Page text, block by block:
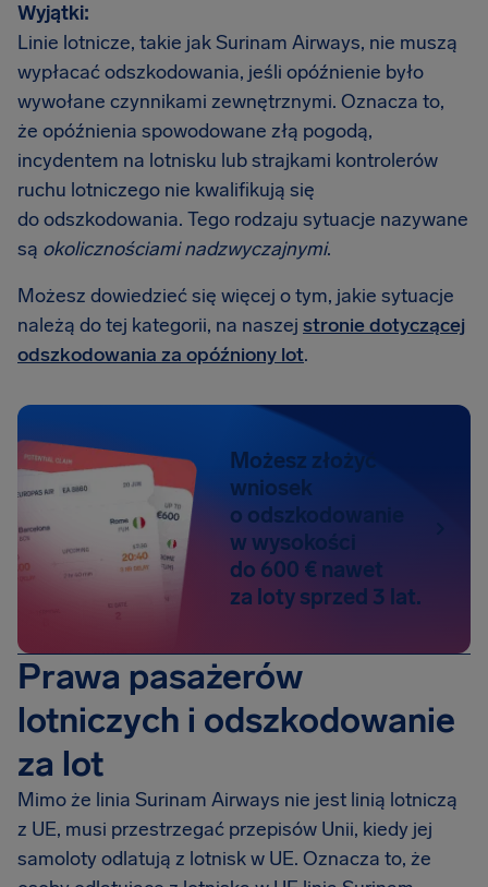
Wyjątki:
Linie lotnicze, takie jak Surinam Airways, nie muszą
wypłacać odszkodowania, jeśli opóźnienie było
wywołane czynnikami zewnętrznymi. Oznacza to,
że opóźnienia spowodowane złą pogodą,
incydentem na lotnisku lub strajkami kontrolerów
ruchu lotniczego nie kwalifikują się
do odszkodowania. Tego rodzaju sytuacje nazywane
są okolicznościami nadzwyczajnymi.
Możesz dowiedzieć się więcej o tym, jakie sytuacje
należą do tej kategorii, na naszej stronie dotyczącej
odszkodowania za opóźniony lot.
Możesz złożyć
wniosek
o odszkodowanie
w wysokości
do 600 € nawet
za loty sprzed 3 lat.
Prawa pasażerów
lotniczych i odszkodowanie
za lot
Mimo że linia Surinam Airways nie jest linią lotniczą
z UE, musi przestrzegać przepisów Unii, kiedy jej
samoloty odlatują z lotnisk w UE. Oznacza to, że